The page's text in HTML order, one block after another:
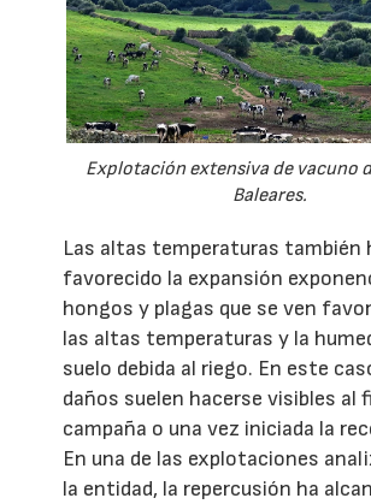
Explotación extensiva de vacuno
Baleares.
Las altas temperaturas también
favorecido la expansión
hongos y plagas que se ven
las altas temperaturas y la
suelo debida al riego. En este
daños suelen hacerse visibles al
campaña o una vez iniciada la
En una de las explotaciones
la entidad, la repercusión ha